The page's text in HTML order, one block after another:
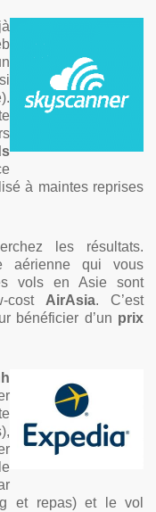
à maintes reprises
les résultats.
aérienne qui vous
vols en Asie sont
costAirAsia. C’est
bénéficier d’un prix
et repas) et le vol